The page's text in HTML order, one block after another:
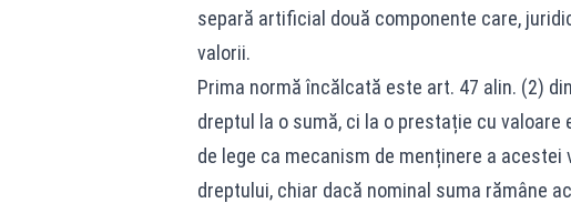
separă artificial două componente care,
valorii.
Prima normă încălcată este art. 47 alin. (2)
dreptul la o sumă, ci la o prestație cu
de lege ca mecanism de menținere a
dreptului, chiar dacă nominal suma rămâne